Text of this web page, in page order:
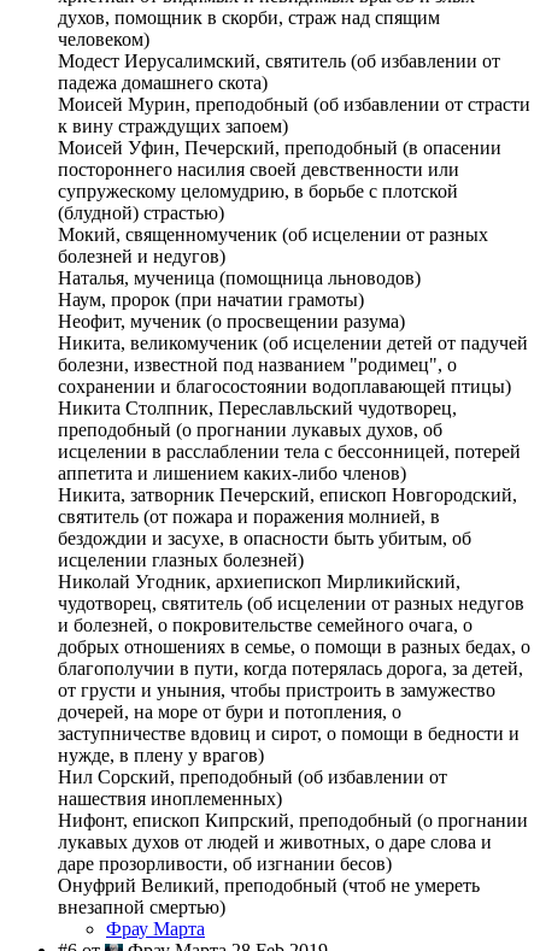
духов, помощник в скорби, страж над спящим
человеком)
Модест Иерусалимский, святитель (об избавлении от
падежа домашнего скота)
Моисей Мурин, преподобный (об избавлении от страсти
к вину страждущих запоем)
Моисей Уфин, Печерский, преподобный (в опасении
постороннего насилия своей девственности или
супружескому целомудрию, в борьбе с плотской
(блудной) страстью)
Мокий, священномученик (об исцелении от разных
болезней и недугов)
Наталья, мученица (помощница льноводов)
Наум, пророк (при начатии грамоты)
Неофит, мученик (о просвещении разума)
Никита, великомученик (об исцелении детей от падучей
болезни, известной под названием "родимец", о
сохранении и благосостоянии водоплавающей птицы)
Никита Столпник, Переславльский чудотворец,
преподобный (о прогнании лукавых духов, об
исцелении в расслаблении тела с бессонницей, потерей
аппетита и лишением каких-либо членов)
Никита, затворник Печерский, епископ Новгородский,
святитель (от пожара и поражения молнией, в
бездождии и засухе, в опасности быть убитым, об
исцелении глазных болезней)
Николай Угодник, архиепископ Мирликийский,
чудотворец, святитель (об исцелении от разных недугов
и болезней, о покровительстве семейного очага, о
добрых отношениях в семье, о помощи в разных бедах, о
благополучии в пути, когда потерялась дорога, за детей,
от грусти и уныния, чтобы пристроить в замужество
дочерей, на море от бури и потопления, о
заступничестве вдовиц и сирот, о помощи в бедности и
нужде, в плену у врагов)
Нил Сорский, преподобный (об избавлении от
нашествия иноплеменных)
Нифонт, епископ Кипрский, преподобный (о прогнании
лукавых духов от людей и животных, о даре слова и
даре прозорливости, об изгнании бесов)
Онуфрий Великий, преподобный (чтоб не умереть
внезапной смертью)
Фрау Марта